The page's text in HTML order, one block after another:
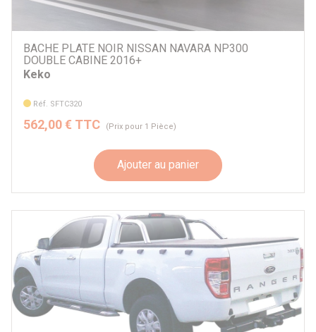
BACHE PLATE NOIR NISSAN NAVARA NP300
DOUBLE CABINE 2016+
Keko
Réf. SFTC320
562,00 € TTC (Prix pour 1 Pièce)
Ajouter au panier